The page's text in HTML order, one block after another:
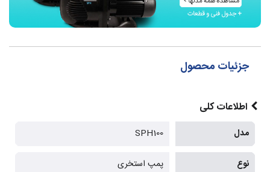
جزئیات محصول
اطلاعات کلی
مدل SPH100
نوع پمپ استخری